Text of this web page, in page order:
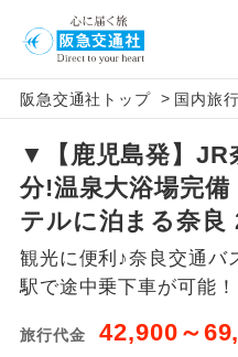
阪急交通社トップ > 国内旅行
▼【鹿児島発】JR
分!温泉大浴場完
テルに泊まる奈良
観光に便利♪奈良交通バ
駅で途中乗下車が可能！
旅行代金 42,900～
アイコン
添乗員同行
往路出
（駅）
現地添乗員同
行
現地到
（駅）
バスガイド乗
務
バス
があり